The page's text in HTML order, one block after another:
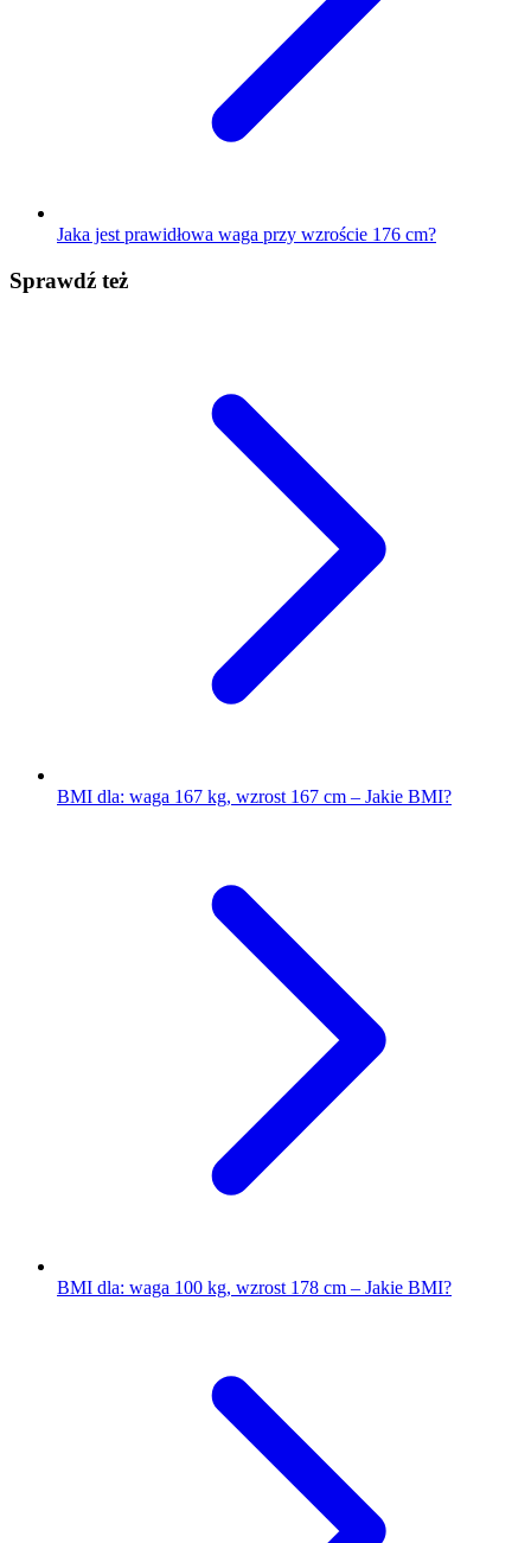
Jaka jest prawidłowa waga przy wzroście 176 cm?
Sprawdź też
BMI dla: waga 167 kg, wzrost 167 cm – Jakie BMI?
BMI dla: waga 100 kg, wzrost 178 cm – Jakie BMI?